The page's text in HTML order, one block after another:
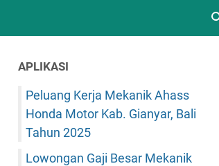
APLIKASI
Peluang Kerja Mekanik Ahass
Honda Motor Kab. Gianyar, Bali
Tahun 2025
Lowongan Gaji Besar Mekanik